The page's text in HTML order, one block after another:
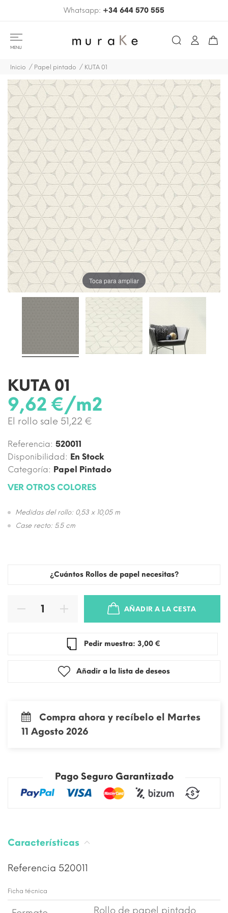
Whatsapp: +34 644 570 555
MENU
Inicio Papel pintado KUTA 01
Toca para ampliar
KUTA 01
9,62 €/m2
El rollo sale 51,22 €
Referencia: 520011
Disponibilidad: En Stock
Categoría: Papel Pintado
VER OTROS COLORES
Medidas del rollo: 0,53 x 10,05 m
Case recto: 5.5 cm
¿Cuántos Rollos de papel necesitas?
AÑADIR A LA CESTA
Pedir muestra: 3,00 €
Añadir a la lista de deseos
Compra ahora y recíbelo el Martes
11 Agosto 2026
Pago Seguro Garantizado
Características
Referencia 520011
Ficha técnica
Rollo de papel pintado